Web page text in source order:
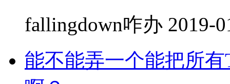
fallingdown咋办 2019-
能不能弄一个能把所